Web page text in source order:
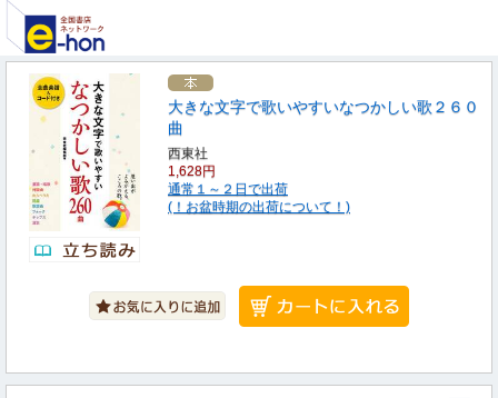
大きな文字で歌いやすいなつかしい歌２６０
曲
西東社
1,628円
通常１～２日で出荷
(！お盆時期の出荷について！)